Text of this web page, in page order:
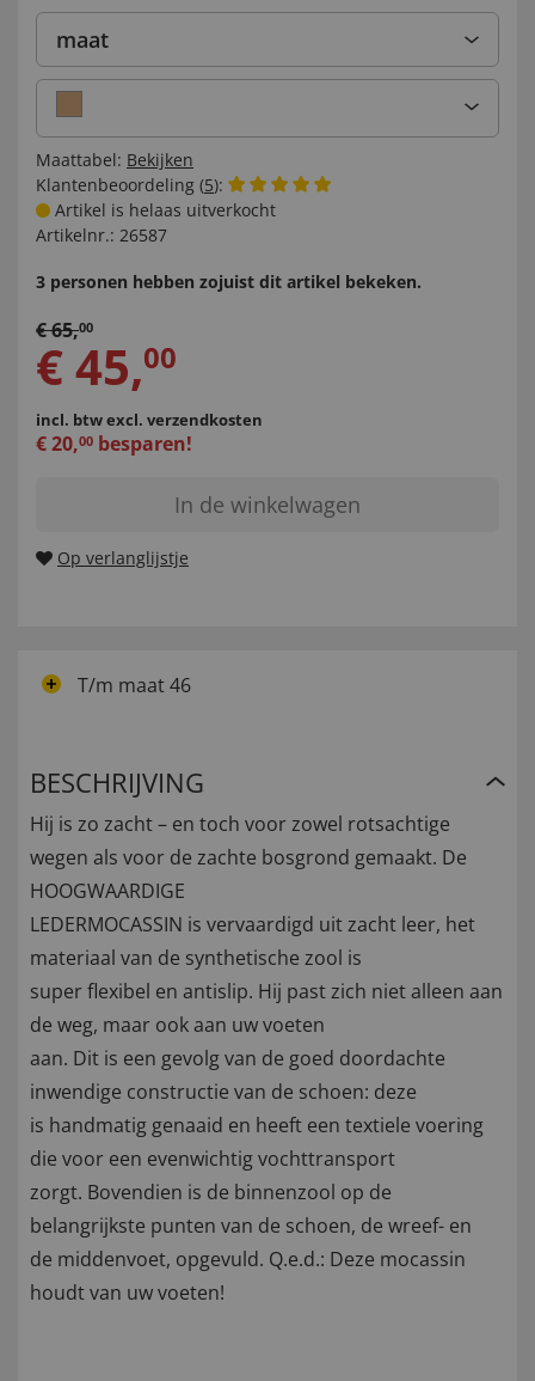
maat
Maattabel: Bekijken
Klantenbeoordeling (5):
Artikel is helaas uitverkocht
Artikelnr.: 26587
3 personen hebben zojuist dit artikel bekeken.
€65,00
€45,00
incl. btwexcl. verzendkosten
€20,00 besparen!
In de winkelwagen
Op verlanglijstje
T/m maat 46
BESCHRIJVING
Hij is zo zacht – en toch voor zowel rotsachtige
wegen als voor de zachte bosgrond gemaakt. De
HOOGWAARDIGE
LEDERMOCASSIN is vervaardigd uit zacht leer, het
materiaal van de synthetische zool is
super flexibel en antislip. Hij past zich niet alleen aan
de weg, maar ook aan uw voeten
aan. Dit is een gevolg van de goed doordachte
inwendige constructie van de schoen: deze
is handmatig genaaid en heeft een textiele voering
die voor een evenwichtig vochttransport
zorgt. Bovendien is de binnenzool op de
belangrijkste punten van de schoen, de wreef- en
de middenvoet, opgevuld. Q.e.d.: Deze mocassin
houdt van uw voeten!